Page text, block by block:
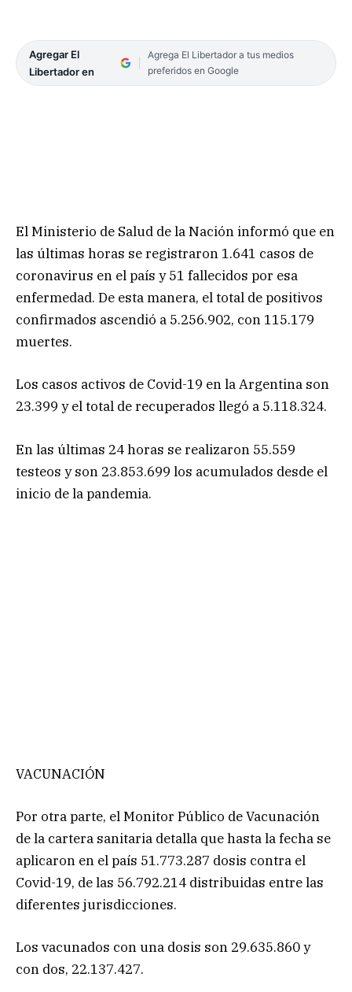
Agregar El
Libertador en
Agrega El Libertador a tus medios
preferidos en Google
El Ministerio de Salud de la Nación informó que en
las últimas horas se registraron 1.641 casos de
coronavirus en el país y 51 fallecidos por esa
enfermedad. De esta manera, el total de positivos
confirmados ascendió a 5.256.902, con 115.179
muertes.
Los casos activos de Covid-19 en la Argentina son
23.399 y el total de recuperados llegó a 5.118.324.
En las últimas 24 horas se realizaron 55.559
testeos y son 23.853.699 los acumulados desde el
inicio de la pandemia.
VACUNACIÓN
Por otra parte, el Monitor Público de Vacunación
de la cartera sanitaria detalla que hasta la fecha se
aplicaron en el país 51.773.287 dosis contra el
Covid-19, de las 56.792.214 distribuidas entre las
diferentes jurisdicciones.
Los vacunados con una dosis son 29.635.860 y
con dos, 22.137.427.